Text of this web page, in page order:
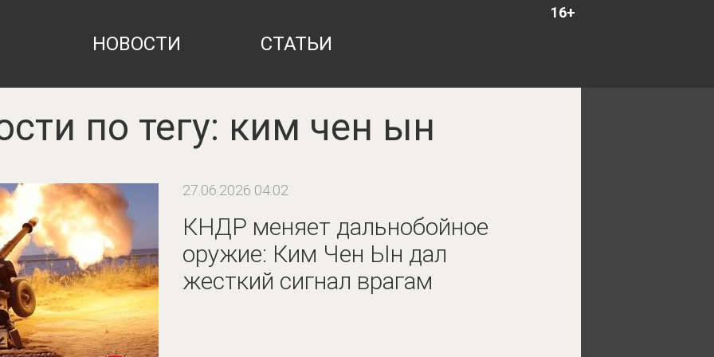
16+
НОВОСТИ СТАТЬИ
по тегу: ким чен ын
27.06.2026 04:02
КНДР меняет дальнобойное
оружие: Ким Чен Ын дал
жесткий сигнал врагам